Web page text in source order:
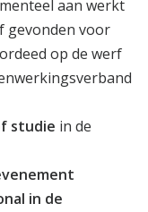
aan werkt
gevonden voor
op de werf
studie in de
in de